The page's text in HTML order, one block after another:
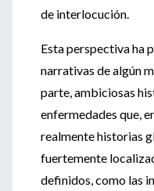
de interlocución.
Esta perspectiva ha
narrativas de algún
parte, ambiciosas
enfermedades que,
realmente historias
fuertemente
definidos, como las